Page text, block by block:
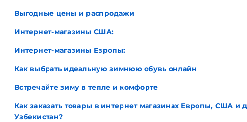
Выгодные цены и распродажи
Интернет-магазины США:
Интернет-магазины Европы:
Как выбрать идеальную зимнюю обувь онлайн
Встречайте зиму в тепле и комфорте
Как заказать товары в интернет магазинах Европы, США и
Узбекистан?